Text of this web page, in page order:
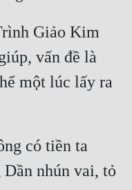
Giảo Kim
vấn đề là
một lúc lấy ra
có tiền ta
nhún vai, tỏ